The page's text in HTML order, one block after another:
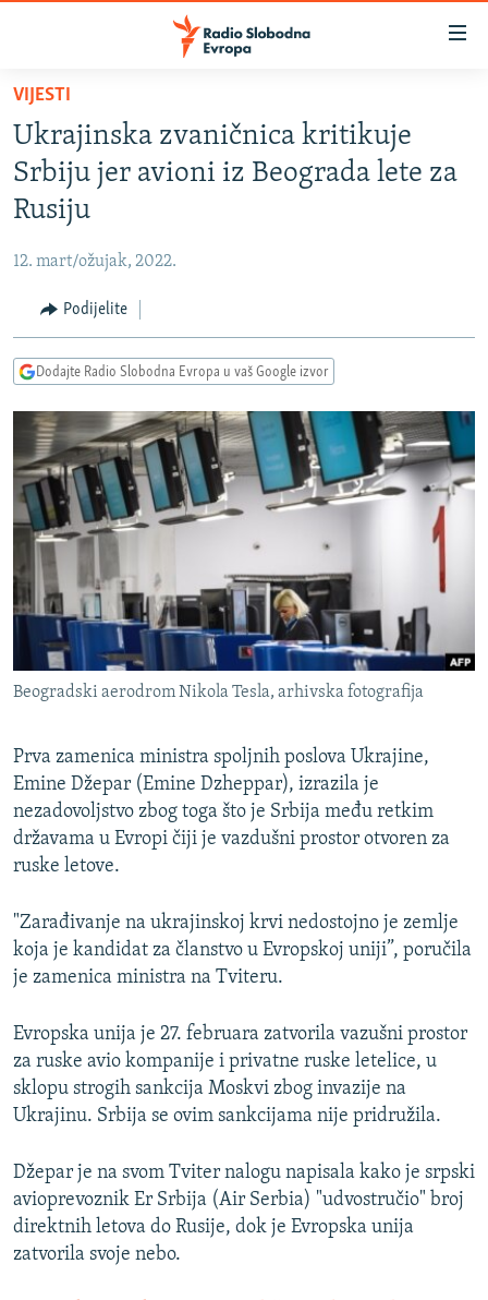
Pređite
glavni
sadržaj
Pređite
na
glavnu
Pređite
na
pretragu
VIJESTI
BOSNA I HERCEGOVINA
SRBIJA
KOSOVO
CRNA GORA
VIZUELNO
INFOGRAFIKE
RAT U UKRAJINI
KINA NA BALKANU
RSE PRIČE IZ SVIJETA
ISPRIČAJ MI
DNEVNO@RSE
SPECIJALI RSE
VIŠE OD NASLOVA
GENOCID U SREBRENICI
POPLAVE I KLIZIŠTA U BIH 2024.
POST SCRIPTUM
MOJA EVROPA
TRI DECENIJE OD RATA U BIH
NASTANAK I RASPAD JUGOSLAVIJE
PRATITE NAS
Sve RFE/RL stranice
VIJESTI
Ukrajinska zvaničnica kritikuje
Srbiju jer avioni iz Beograda lete za
Rusiju
12. mart/ožujak, 2022.
Podijelite
Dodajte Radio Slobodna Evropa u vaš Google izvor
Beogradski aerodrom Nikola Tesla, arhivska fotografija
Prva zamenica ministra spoljnih poslova Ukrajine,
Emine Džepar (Emine Dzheppar), izrazila je
nezadovoljstvo zbog toga što je Srbija među retkim
državama u Evropi čiji je vazdušni prostor otvoren za
ruske letove.
"Zarađivanje na ukrajinskoj krvi nedostojno je zemlje
koja je kandidat za članstvo u Evropskoj uniji”, poručila
je zamenica ministra na Tviteru.
Evropska unija je 27. februara zatvorila vazušni prostor
za ruske avio kompanije i privatne ruske letelice, u
sklopu strogih sankcija Moskvi zbog invazije na
Ukrajinu. Srbija se ovim sankcijama nije pridružila.
Džepar je na svom Tviter nalogu napisala kako je srpski
avioprevoznik Er Srbija (Air Serbia) "udvostručio" broj
direktnih letova do Rusije, dok je Evropska unija
zatvorila svoje nebo.